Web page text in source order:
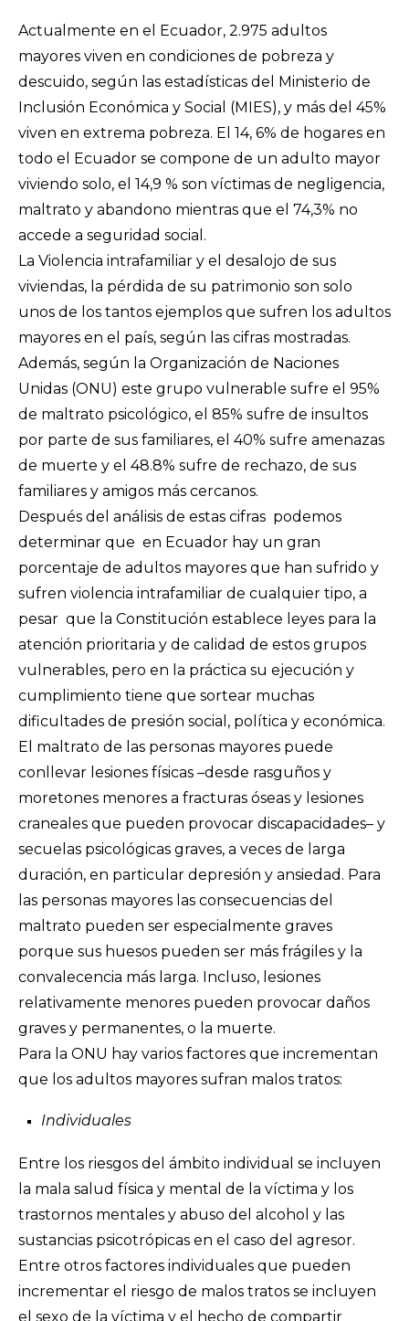
Actualmente en el Ecuador, 2.975 adultos
mayores viven en condiciones de pobreza y
descuido, según las estadísticas del
Ministerio de
Inclusión Económica y Social (MIES), y más del 45%
viven en extrema pobreza. El 14, 6% de hogares en
todo el Ecuador se compone de un adulto mayor
viviendo solo, el 14,9 % son víctimas de negligencia,
maltrato y abandono mientras que el 74,3% no
accede a seguridad social.
La Violencia intrafamiliar y el desalojo de sus
viviendas, la pérdida de su patrimonio son solo
unos de los tantos ejemplos que sufren los adultos
mayores en el país, según las cifras mostradas.
Además, según la Organización de Naciones
Unidas (ONU) este grupo vulnerable sufre el 95%
de maltrato psicológico, el 85% sufre de insultos
por parte de sus familiares, el 40% sufre amenazas
de muerte y el 48.8% sufre de rechazo, de sus
familiares y amigos más cercanos.
Después del análisis de estas cifras podemos
determinar que en Ecuador hay un gran
porcentaje de adultos mayores que han sufrido y
sufren violencia intrafamiliar de cualquier tipo, a
pesar que la Constitución establece leyes para la
atención prioritaria y de calidad de estos grupos
vulnerables, pero en la práctica su ejecución y
cumplimiento tiene que sortear muchas
dificultades de presión social, política y económica.
El maltrato de las personas mayores puede
conllevar lesiones físicas –desde rasguños y
moretones menores a fracturas óseas y lesiones
craneales que pueden provocar discapacidades– y
secuelas psicológicas graves, a veces de larga
duración, en particular depresión y ansiedad. Para
las personas mayores las consecuencias del
maltrato pueden ser especialmente graves
porque sus huesos pueden ser más frágiles y la
convalecencia más larga. Incluso, lesiones
relativamente menores pueden provocar daños
graves y permanentes, o la muerte.
Para la ONU hay varios factores que incrementan
que los adultos mayores sufran malos tratos:
Individuales
Entre los riesgos del ámbito individual se incluyen
la mala salud física y mental de la víctima y los
trastornos mentales y abuso del alcohol y las
sustancias psicotrópicas en el caso del agresor.
Entre otros factores individuales que pueden
incrementar el riesgo de malos tratos se incluyen
el sexo de la víctima y el hecho de compartir